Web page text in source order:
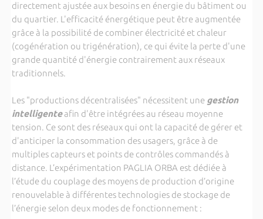
directement ajustée aux besoins en énergie du bâtiment ou
du quartier. L'efficacité énergétique peut être augmentée
grâce à la possibilité de combiner électricité et chaleur
(cogénération ou trigénération), ce qui évite la perte d'une
grande quantité d'énergie contrairement aux réseaux
traditionnels.
Les "productions décentralisées" nécessitent une gestion
intelligenteafin d'être intégrées au réseau moyenne
tension. Ce sont des réseaux qui ont la capacité de gérer et
d'anticiper la consommation des usagers, grâce à de
multiples capteurs et points de contrôles commandés à
distance. L’expérimentation PAGLIA ORBA est dédiée à
l’étude du couplage des moyens de production d’origine
renouvelable à différentes technologies de stockage de
l’énergie selon deux modes de fonctionnement :